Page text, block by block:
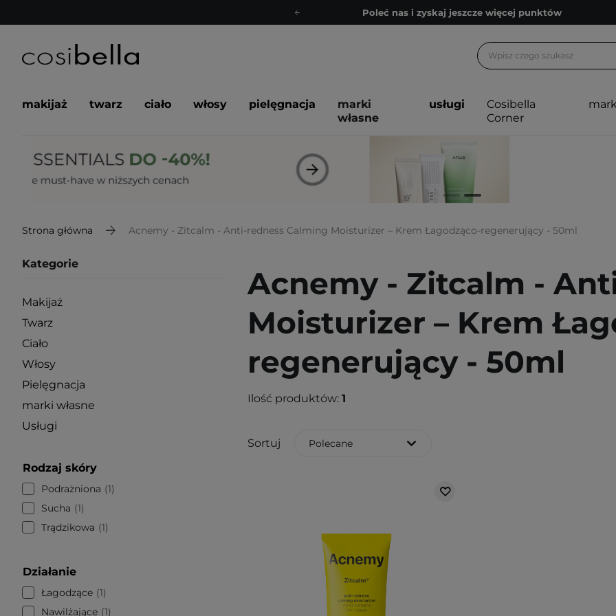
Poleć nas i zyskaj jeszcze więcej punktów
Bezpłatne konsultacje kosmetologiczne
Poleć nas i zyskaj jeszcze więcej punktów
Zapisz się na newsletter pełen porad
makijaż twarz ciało włosy pielęgnacja
marki
własne
usługi
Cosibella
Corner
Strona główna Acnemy - Zitcalm - Anti-redness Calming Moisturizer – Krem Łagodząco-regenerujący - 50ml
Kategorie
Makijaż
Twarz
Ciało
Włosy
Pielęgnacja
marki własne
Usługi
Rodzaj skóry
Podrażniona
1
Sucha
1
Trądzikowa
1
Działanie
Łagodzące 1
Nawilżające 1
Acnemy - Zitcalm -
Moisturizer – Krem
regenerujący - 50ml
Ilość produktów: 1
Sortuj Polecane